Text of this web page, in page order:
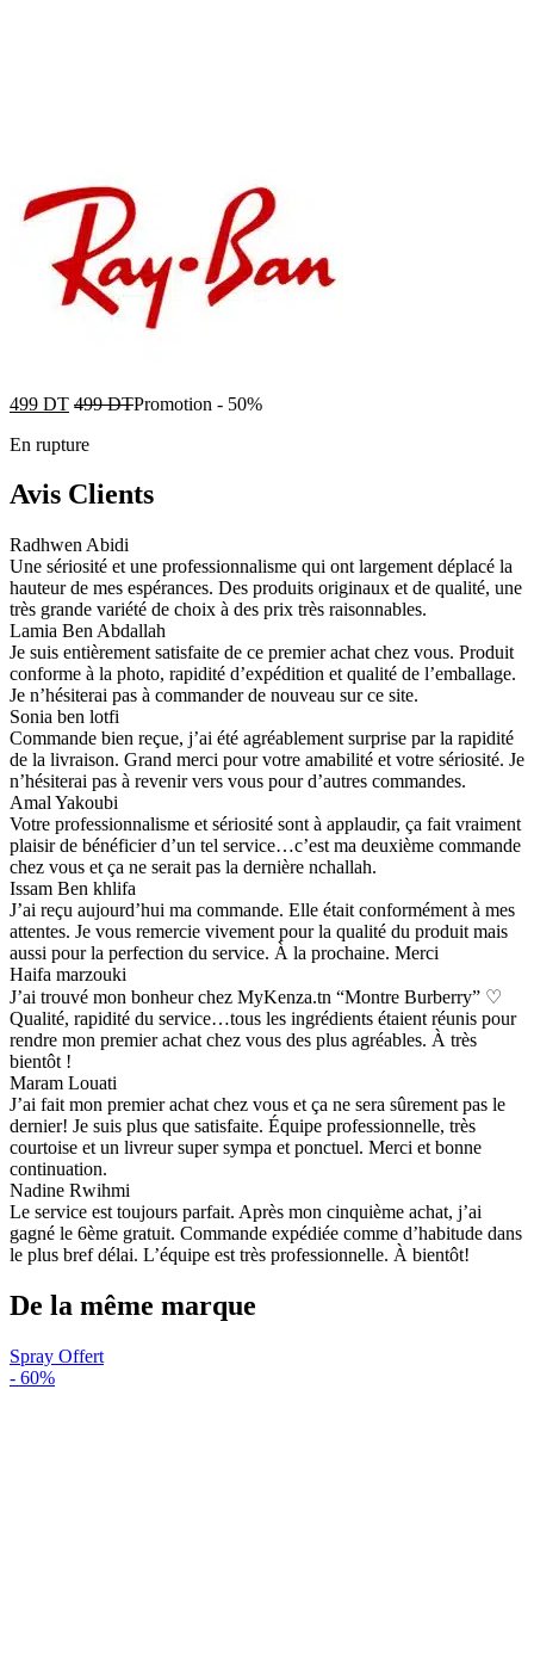
499 DT 499DTPromotion - 50%
En rupture
Avis Clients
Radhwen Abidi
Une sériosité et une professionnalisme qui ont largement déplacé la
hauteur de mes espérances. Des produits originaux et de qualité, une
très grande variété de choix à des prix très raisonnables.
Lamia Ben Abdallah
Je suis entièrement satisfaite de ce premier achat chez vous. Produit
conforme à la photo, rapidité d’expédition et qualité de l’emballage.
Je n’hésiterai pas à commander de nouveau sur ce site.
Sonia ben lotfi
Commande bien reçue, j’ai été agréablement surprise par la rapidité
de la livraison. Grand merci pour votre amabilité et votre sériosité. Je
n’hésiterai pas à revenir vers vous pour d’autres commandes.
Amal Yakoubi
Votre professionnalisme et sériosité sont à applaudir, ça fait vraiment
plaisir de bénéficier d’un tel service…c’est ma deuxième commande
chez vous et ça ne serait pas la dernière nchallah.
Issam Ben khlifa
J’ai reçu aujourd’hui ma commande. Elle était conformément à mes
attentes. Je vous remercie vivement pour la qualité du produit mais
aussi pour la perfection du service. À la prochaine. Merci
Haifa marzouki
J’ai trouvé mon bonheur chez MyKenza.tn “Montre Burberry” ♡
Qualité, rapidité du service…tous les ingrédients étaient réunis pour
rendre mon premier achat chez vous des plus agréables. À très
bientôt !
Maram Louati
J’ai fait mon premier achat chez vous et ça ne sera sûrement pas le
dernier! Je suis plus que satisfaite. Équipe professionnelle, très
courtoise et un livreur super sympa et ponctuel. Merci et bonne
continuation.
Nadine Rwihmi
Le service est toujours parfait. Après mon cinquième achat, j’ai
gagné le 6ème gratuit. Commande expédiée comme d’habitude dans
le plus bref délai. L’équipe est très professionnelle. À bientôt!
De la même marque
Spray Offert
- 60%